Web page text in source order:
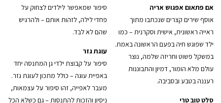
אם פתאום אפגוש אריה
אוסף שירים קצרים שנכתבו מתוך
ראייה ראשונית, אישית וסקרנית – כמו
ילד שפוגש חיה בפעם הראשונה באמת.
במשקל פשוט וחריזה שלמה, נוצר
עולם מלא הומור, דמיון והתבוננות
רעננה בטבע ובסביבה.
סלט טוב טרי
סיפור שמאפשר לילדים לצחוק על
פחדי לילה, לזהות אותם – ולהרגיש
שהם לא לבד.
עוגת גזר
סיפור על קבוצת ילדי גן המתנסה יחד
באפיית עוגה – כולל מתכון לעוגת גזר.
מעבר לאפייה, זהו סיפור על עצמאות,
ניסיון והזכות להתנסות – גם כשלא הכל